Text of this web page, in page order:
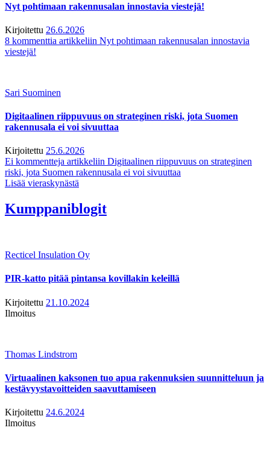
Nyt pohtimaan rakennusalan innostavia viestejä!
Kirjoitettu 26.6.2026
8 kommenttia artikkeliin Nyt pohtimaan rakennusalan innostavia
viestejä!
Sari Suominen
Digitaalinen riippuvuus on strateginen riski, jota Suomen
rakennusala ei voi sivuuttaa
Kirjoitettu 25.6.2026
Ei kommentteja artikkeliin Digitaalinen riippuvuus on strateginen
riski, jota Suomen rakennusala ei voi sivuuttaa
Lisää vieraskynästä
Kumppaniblogit
Recticel Insulation Oy
PIR-katto pitää pintansa kovillakin keleillä
Kirjoitettu 21.10.2024
Ilmoitus
Thomas Lindstrom
Virtuaalinen kaksonen tuo apua rakennuksien suunnitteluun ja
kestävyystavoitteiden saavuttamiseen
Kirjoitettu 24.6.2024
Ilmoitus